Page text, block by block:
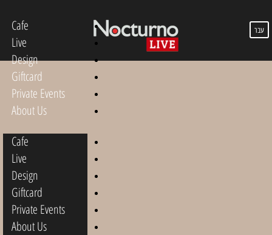
Cafe
Live
Design
Giftcard
Private Events
About Us
Cafe
Live
Design
Giftcard
Private Events
About Us
עבר